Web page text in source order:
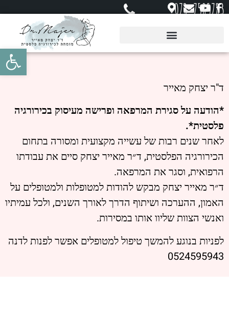
פתח
073-7585783
ד"ר יצחק מאייר
*הודעה על סגירת המרפאה ופרישה מעיסוק בכירורגיה
פלסטית*.
לאחר שנים רבות של עשייה מקצועית ומסורה בתחום
הכירורגיה הפלסטית, ד״ר מאייר יצחק סיים את עבודתו
הרפואית, וסגר את המרפאה.
ד״ר מאייר יצחק מבקש להודות למטופלות ולמטופלים על
האמון, ההערכה ושיתוף הדרך לאורך השנים, ולכל עמיתיו
ואנשי הצוות שליוו אותו במסירות.
לפניות בנוגע להמשך טיפול למטופלים אפשר לפנות לדנה
0524595943